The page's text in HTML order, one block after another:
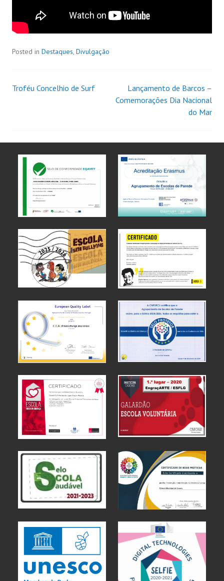
Posted in Destaques, Divulgação
Troféu Concelhio de Surf
Lançamento de Barcos –
Comemorações Dia Nacional
do Mar